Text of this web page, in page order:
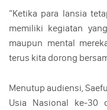
“Ketika para lansia
memiliki kegiatan
maupun mental
terus kita dorong
Menutup audiensi,
Usia Nasional ke-30